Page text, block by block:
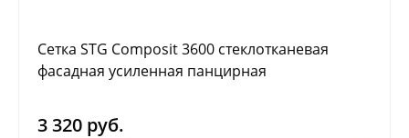
Сетка STG Composit 3600 стеклотканевая
фасадная усиленная панцирная
3 320 руб.